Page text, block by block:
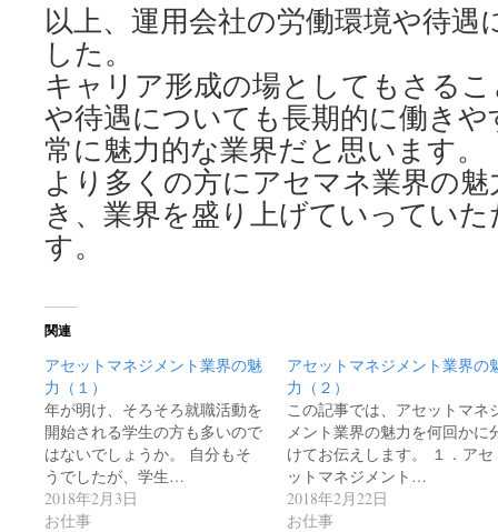
以上、運用会社の労働環境や待
した。
キャリア形成の場としてもさる
や待遇についても長期的に働き
常に魅力的な業界だと思います。
より多くの方にアセマネ業界の
き、業界を盛り上げていってい
す。
関連
アセットマネジメント業界の魅
力（１）
年が明け、そろそろ就職活動を
開始される学生の方も多いので
はないでしょうか。 自分もそ
うでしたが、学生…
2018年2月3日
お仕事
アセットマネジメント業界の
力（２）
この記事では、アセットマネ
メント業界の魅力を何回かに
けてお伝えします。 １．アセ
ットマネジメント…
2018年2月22日
お仕事